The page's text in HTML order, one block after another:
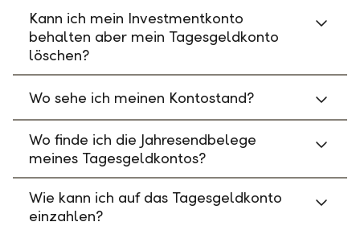
Kann ich mein Investmentkonto
behalten aber mein Tagesgeldkonto
löschen?
Wo sehe ich meinen Kontostand?
Wo finde ich die Jahresendbelege
meines Tagesgeldkontos?
Wie kann ich auf das Tagesgeldkonto
einzahlen?